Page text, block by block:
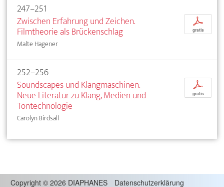
247–251
Zwischen Erfahrung und Zeichen.
Filmtheorie als Brückenschlag
Malte Hagener
p
gratis
252–256
Soundscapes und Klangmaschinen.
Neue Literatur zu Klang, Medien und
Tontechnologie
Carolyn Birdsall
p
gratis
Copyright © 2026 DIAPHANES Datenschutzerklärung